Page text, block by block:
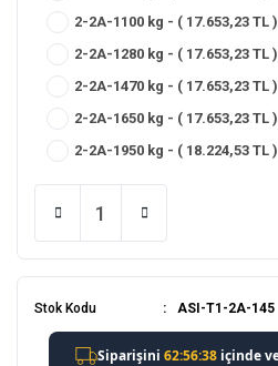
Stok Kodu ASI-T1-2A-145
2-2A-1100 kg - ( 17.653,23 TL )
2-2A-1280 kg - ( 17.653,23 TL )
2-2A-1470 kg - ( 17.653,23 TL )
2-2A-1650 kg - ( 17.653,23 TL )
2-2A-1950 kg - ( 18.224,53 TL )